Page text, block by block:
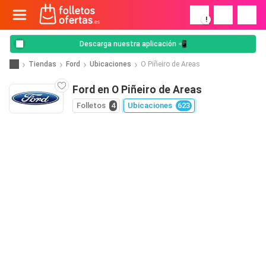
!
Descarga nuestra aplicación 📲
Tiendas Ford Ubicaciones O Piñeiro de Areas
Ford en O Piñeiro de Areas
Folletos 4 Ubicaciones 623